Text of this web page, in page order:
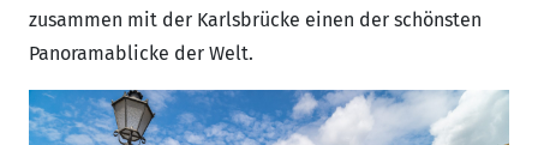
zusammen mit der Karlsbrücke einen der schönsten
Panoramablicke der Welt.